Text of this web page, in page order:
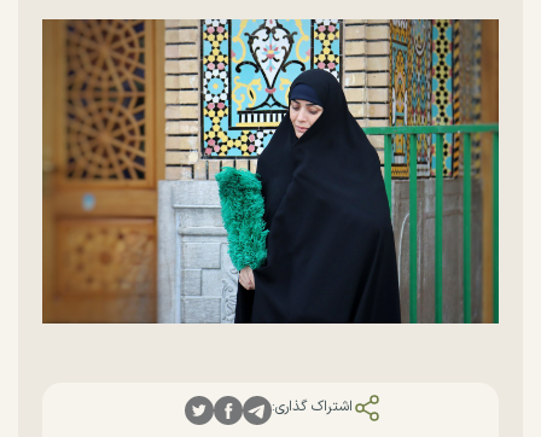
اشتراک گذاری: